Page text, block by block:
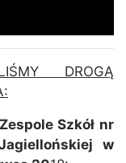
DROGĄ
Szkół nr
w